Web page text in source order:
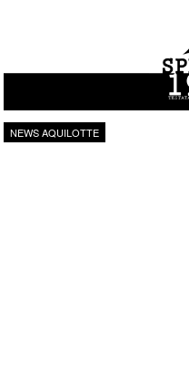
Vai al contenuto
NEWS AQUILOTTE